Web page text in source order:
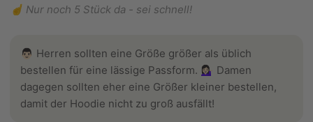
☝️ Nur noch 5 Stück da - sei schnell!
👨🏻 Herren sollten eine Größe größer als üblich
bestellen für eine lässige Passform. 💁🏻‍♀️ Damen
dagegen sollten eher eine Größer kleiner bestellen,
damit der Hoodie nicht zu groß ausfällt!